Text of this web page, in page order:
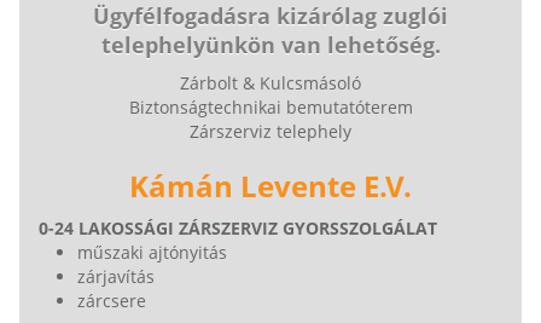
Ügyfélfogadásra kizárólag zuglói
telephelyünkön van lehetőség.
Zárbolt & Kulcsmásoló
Biztonságtechnikai bemutatóterem
Zárszerviz telephely
Kámán Levente E.V.
0-24 LAKOSSÁGI ZÁRSZERVIZ GYORSSZOLGÁLAT
műszaki ajtónyitás
zárjavítás
zárcsere